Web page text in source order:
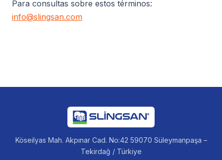
Para consultas sobre estos términos:
info@slingsan.com
Köseilyas Mah. Akpınar Cad. No:42 59070 Süleymanpaşa –
Tekirdağ / Türkiye